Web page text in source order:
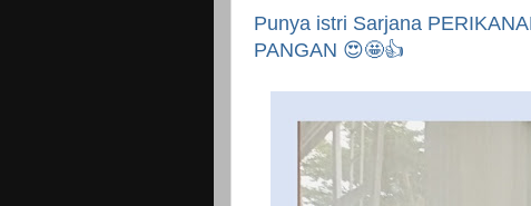
Punya istri Sarjana
PANGAN 😍🤩👍